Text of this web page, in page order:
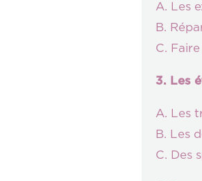
A. Les
B.
C.
3. Les
A. Les
B. Les
C. Des